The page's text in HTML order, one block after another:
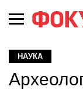
НАУКА